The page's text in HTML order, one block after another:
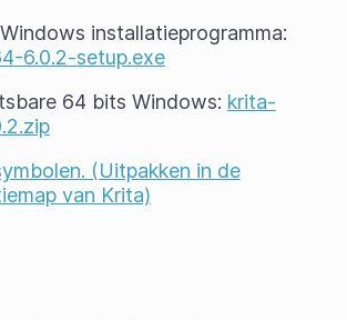
installatieprogramma:
6.0.2-setup.exe
64 bits Windows: krita-
(Uitpakken in de
van Krita)